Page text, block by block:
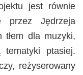
jest równie
przez Jędrzeja
tłem dla muzyki,
tematyki ptasiej.
reżyserowany